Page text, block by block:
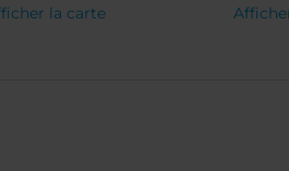
la carte